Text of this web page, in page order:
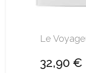
Le
32,90 €